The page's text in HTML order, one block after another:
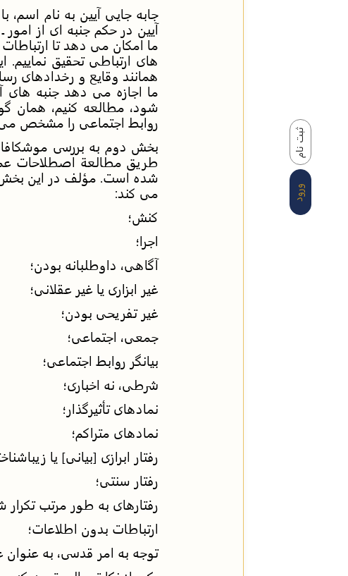
ثبت نام
ورود
جابه جایی آیین به نام اسم،
آیین در حکم جنبه ای از
ما امکان می دهد تا ارتباطات
های ارتباطی تحقیق نماییم.
همانند وقایع و رخدادهای
ما اجازه می دهد جنبه های
شود، مطالعه کنیم، همان
روابط اجتماعی را مشخص می
بخش دوم به بررسی
طریق مطالعة اصطلاحات
شده است. مؤلف در این بخش
می کند:
کنش؛
اجرا؛
آگاهی، داوطلبانه بودن؛
غیر ابزاری یا غیر عقلانی؛
غیر تفریحی بودن؛
جمعی، اجتماعی؛
بیانگر روابط اجتماعی؛
شرطی، نه اخباری؛
نمادهای تأثیرگذار؛
نمادهای متراکم؛
رفتار ابرازی [بیانی] یا
رفتار سنتی؛
رفتارهای به طور مرتب تکرار
ارتباطات بدون اطلاعات؛
توجه به امر قدسی، به